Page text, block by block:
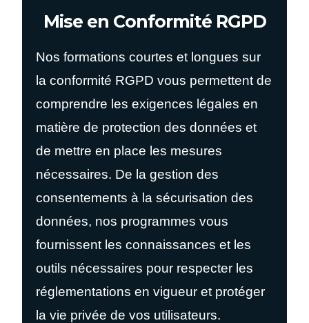
Mise en Conformité RGPD
Nos formations courtes et longues sur
la conformité RGPD vous permettent de
comprendre les exigences légales en
matière de protection des données et
de mettre en place les mesures
nécessaires. De la gestion des
consentements à la sécurisation des
données, nos programmes vous
fournissent les connaissances et les
outils nécessaires pour respecter les
réglementations en vigueur et protéger
la vie privée de vos utilisateurs.